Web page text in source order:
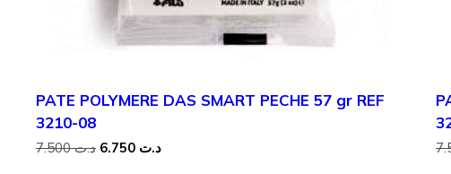
PATE POLYMERE DAS SMART PECHE 57 gr REF
3210-08
د.ت7.500
Le
د.تLe